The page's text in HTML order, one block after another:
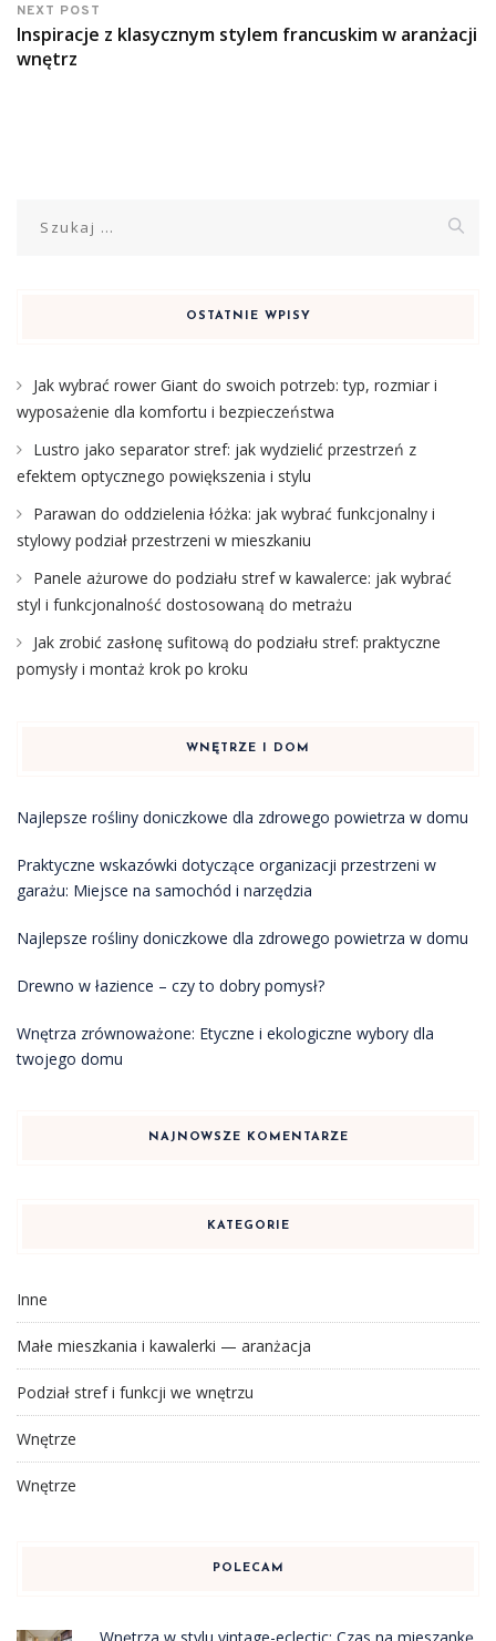
NEXT POST
Inspiracje z klasycznym stylem francuskim w aranżacji
wnętrz
OSTATNIE WPISY
Jak wybrać rower Giant do swoich potrzeb: typ, rozmiar i
wyposażenie dla komfortu i bezpieczeństwa
Lustro jako separator stref: jak wydzielić przestrzeń z
efektem optycznego powiększenia i stylu
Parawan do oddzielenia łóżka: jak wybrać funkcjonalny i
stylowy podział przestrzeni w mieszkaniu
Panele ażurowe do podziału stref w kawalerce: jak wybrać
styl i funkcjonalność dostosowaną do metrażu
Jak zrobić zasłonę sufitową do podziału stref: praktyczne
pomysły i montaż krok po kroku
WNĘTRZE I DOM
Najlepsze rośliny doniczkowe dla zdrowego powietrza w domu
Praktyczne wskazówki dotyczące organizacji przestrzeni w
garażu: Miejsce na samochód i narzędzia
Najlepsze rośliny doniczkowe dla zdrowego powietrza w domu
Drewno w łazience – czy to dobry pomysł?
Wnętrza zrównoważone: Etyczne i ekologiczne wybory dla
twojego domu
NAJNOWSZE KOMENTARZE
KATEGORIE
Inne
Małe mieszkania i kawalerki — aranżacja
Podział stref i funkcji we wnętrzu
Wnętrze
Wnętrze
POLECAM
Wnętrza w stylu vintage-eclectic: Czas na mieszankę